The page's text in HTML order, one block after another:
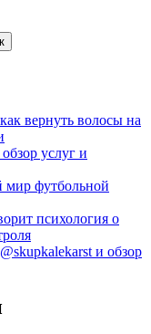
вернуть волосы на
услуг и
мир футбольной
психология о
и обзор